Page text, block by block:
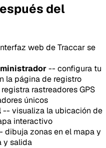
del
web de Traccar se
-- configura tu
la página de registro
rastreadores GPS
únicos
-- visualiza la ubicación de
interactivo
dibuja zonas en el mapa y
y salida